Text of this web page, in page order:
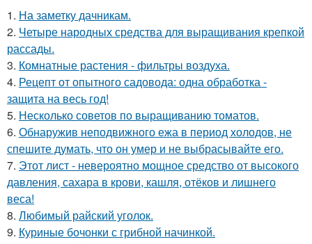
1. На заметку дачникам.
2. Четыре народных средства для выращивания крепкой
рассады.
3. Комнатные растения - фильтры воздуха.
4. Рецепт от опытного садовода: одна обработка -
защита на весь год!
5. Несколько советов по выращиванию томатов.
6. Обнаружив неподвижного ежа в период холодов, не
спешите думать, что он умер и не выбрасывайте его.
7. Этот лист - невероятно мощное средство от высокого
давления, сахара в крови, кашля, отёков и лишнего
веса!
8. Любимый райский уголок.
9. Куриные бочонки с грибной начинкой.